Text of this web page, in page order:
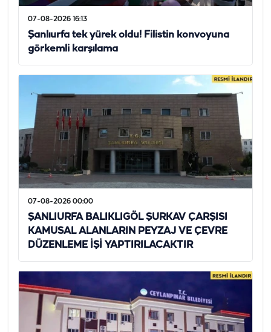
07-08-2026 16:13
Şanlıurfa tek yürek oldu! Filistin konvoyuna
görkemli karşılama
07-08-2026 00:00
ŞANLIURFA BALIKLIGÖL ŞURKAV ÇARŞISI
KAMUSAL ALANLARIN PEYZAJ VE ÇEVRE
DÜZENLEME İŞİ YAPTIRILACAKTIR